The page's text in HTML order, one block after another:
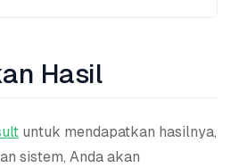
Hasil
untuk mendapatkan hasilnya,
sistem, Anda akan